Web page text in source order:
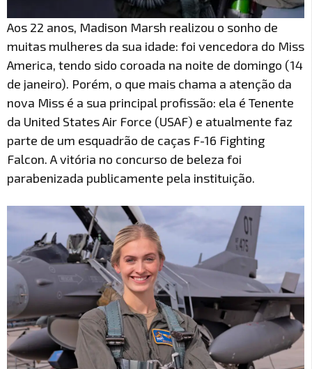
Aos 22 anos, Madison Marsh realizou o sonho de
muitas mulheres da sua idade: foi vencedora do Miss
America, tendo sido coroada na noite de domingo (14
de janeiro). Porém, o que mais chama a atenção da
nova Miss é a sua principal profissão: ela é Tenente
da United States Air Force (USAF) e atualmente faz
parte de um esquadrão de caças F-16 Fighting
Falcon. A vitória no concurso de beleza foi
parabenizada publicamente pela instituição.